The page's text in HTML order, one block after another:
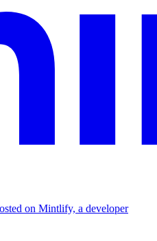
on Mintlify, a developer